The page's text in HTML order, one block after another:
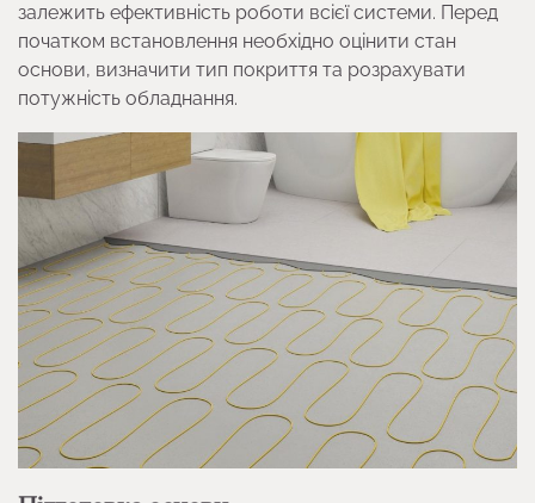
залежить ефективність роботи всієї системи. Перед
початком встановлення необхідно оцінити стан
основи, визначити тип покриття та розрахувати
потужність обладнання.